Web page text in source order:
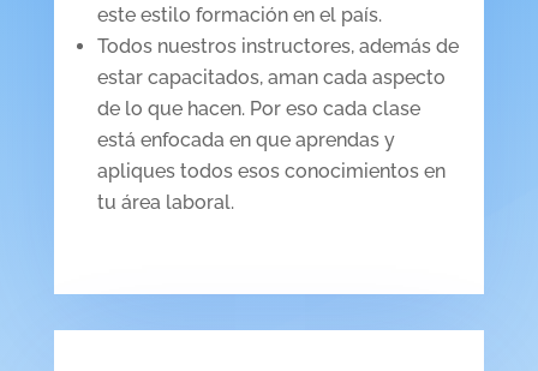
este estilo formación en el país.
Todos nuestros instructores, además de
estar capacitados, aman cada aspecto
de lo que hacen. Por eso cada clase
está enfocada en que aprendas y
apliques todos esos conocimientos en
tu área laboral.